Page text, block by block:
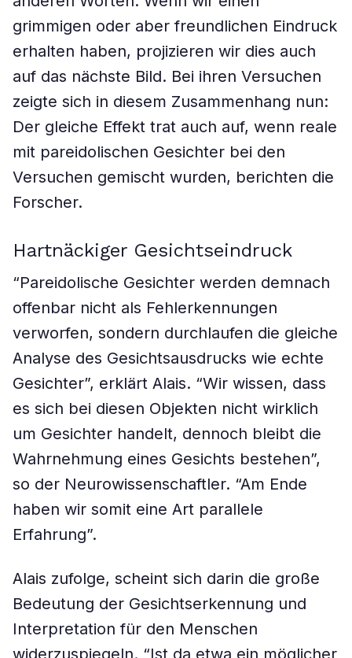
grimmigen oder aber freundlichen Eindruck
erhalten haben, projizieren wir dies auch
auf das nächste Bild. Bei ihren Versuchen
zeigte sich in diesem Zusammenhang nun:
Der gleiche Effekt trat auch auf, wenn reale
mit pareidolischen Gesichter bei den
Versuchen gemischt wurden, berichten die
Forscher.
Hartnäckiger Gesichtseindruck
“Pareidolische Gesichter werden demnach
offenbar nicht als Fehlerkennungen
verworfen, sondern durchlaufen die gleiche
Analyse des Gesichtsausdrucks wie echte
Gesichter”, erklärt Alais. “Wir wissen, dass
es sich bei diesen Objekten nicht wirklich
um Gesichter handelt, dennoch bleibt die
Wahrnehmung eines Gesichts bestehen”,
so der Neurowissenschaftler. “Am Ende
haben wir somit eine Art parallele
Erfahrung”.
Alais zufolge, scheint sich darin die große
Bedeutung der Gesichtserkennung und
Interpretation für den Menschen
widerzuspiegeln. “Ist da etwa ein möglicher